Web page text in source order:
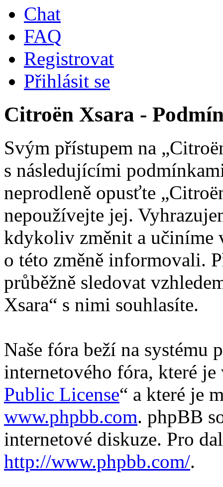
Chat
FAQ
Registrovat
Přihlásit se
Citroën Xsara -
Svým přístupem na
s následujícími
neprodleně opusťte
nepoužívejte jej.
kdykoliv změnit a učiníme
o této změně informovali.
průběžně sledovat
Xsara“ s nimi souhlasíte.
Naše fóra beží na systému
internetového fóra, které
Public License“ a které je
www.phpbb.com. phpBB
internetové diskuze. Pro
http://www.phpbb.com/.